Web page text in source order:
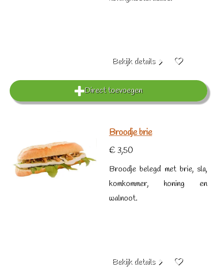
Bekijk details
Direct toevoegen
Broodje brie
€ 3,50
Broodje belegd met brie, sla,
komkommer, honing en
walnoot.
Bekijk details